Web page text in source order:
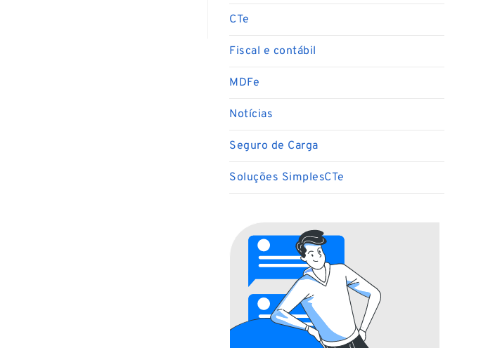
CTe
Fiscal e contábil
MDFe
Notícias
Seguro de Carga
Soluções SimplesCTe